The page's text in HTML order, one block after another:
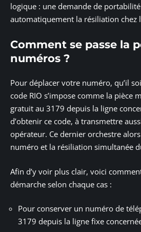
logique : une demande de
automatiquement la résiliation chez
Comment se passe la
numéros ?
Pour déplacer votre numéro, qu’il
code RIO s’impose comme la pièce
gratuit au 3179 depuis la ligne
d’obtenir ce code, à transmettre
opérateur. Ce dernier orchestre
numéro et la résiliation simultanée
Afin d’y voir plus clair, voici
démarche selon chaque cas :
Pour conserver un numéro de
3179 depuis la ligne fixe